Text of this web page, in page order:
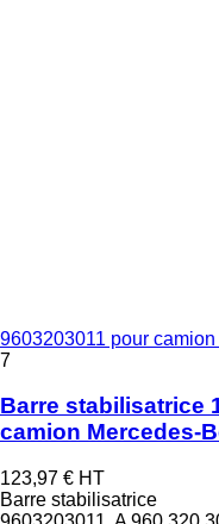
9603203011 pour
7
Barre stabilisatrice
camion Mercedes-
123,97 € HT
Barre stabilisatrice